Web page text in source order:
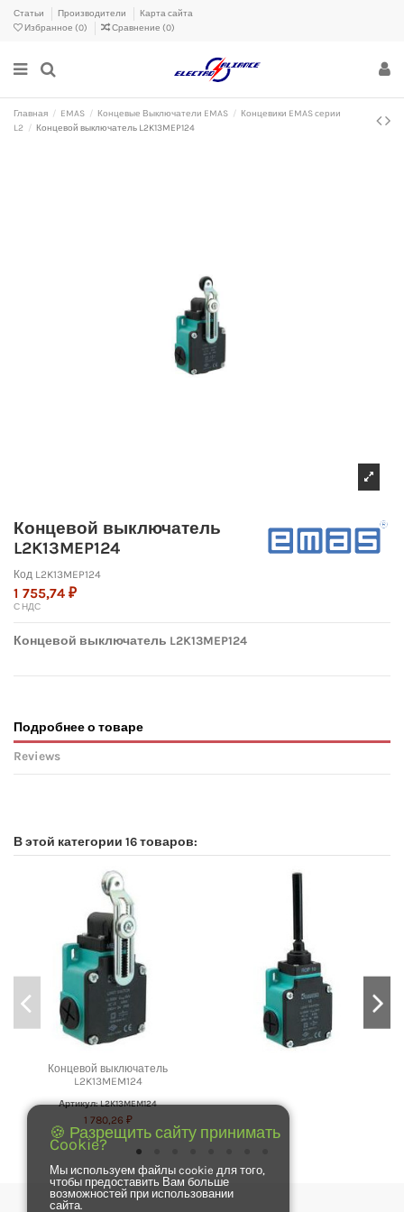
Статьи Производители
Карта сайта
Избранное (0) Сравнение (0)
Главная EMAS Концевые Выключатели EMAS
Концевики EMAS серии
L2
Концевой выключатель L2K13MEP124
Концевой выключатель
L2K13MEP124
Код L2K13MEP124
1 755,74 ₽
С НДС
Концевой выключатель L2K13MEP124
Подробнее о товаре
Reviews
В этой категории 16 товаров:
Концевой выключатель
L2K13MEM124
Артикул: L2K13MEM124
1 780,26 ₽
🍪 Разрещить сайту принимать
Cookie?
Мы используем файлы cookie для того,
чтобы предоставить Вам больше
возможностей при использовании
сайта.